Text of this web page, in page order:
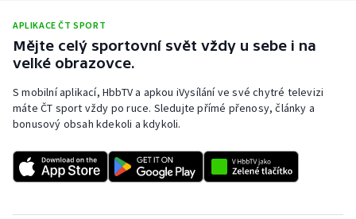
APLIKACE ČT SPORT
Mějte celý sportovní svět vždy u sebe i na
velké obrazovce.
S mobilní aplikací, HbbTV a apkou iVysílání ve své chytré televizi
máte ČT sport vždy po ruce. Sledujte přímé přenosy, články a
bonusový obsah kdekoli a kdykoli.